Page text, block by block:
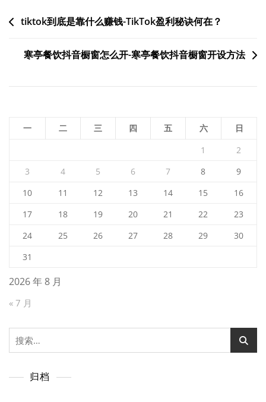
文tiktok到底是靠什么赚钱-TikTok盈利秘诀何在？
寒亭餐饮抖音橱窗怎么开-寒亭餐饮抖音橱窗开设方法
2026 年 8 月
一 二 三 四 五 六
日
1
2
3
4 5 6 7 8
9
10
11 12 13 14 15
16
17
18 19 20 21 22
23
24
25 26 27 28 29
30
31
« 7 月
搜
索：
归档